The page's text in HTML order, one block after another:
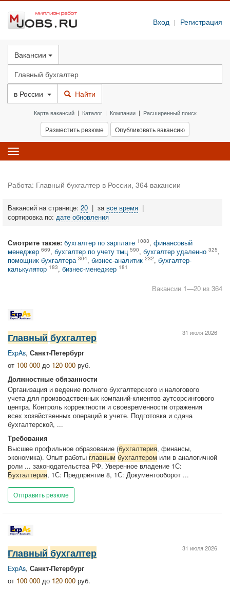
Вход | Регистрация
Вакансии
в России Найти
Карта вакансий| Каталог| Компании| Расширенный поиск
Разместить резюме Опубликовать вакансию
Toggle
navigation
Работа: Главный бухгалтер в России, 364 вакансии
Вакансий на странице: 20 | за все время |
сортировка по: дате обновления
Смотрите также: бухгалтер по зарплате 1083, финансовый
менеджер 669, бухгалтер по учету тмц 590, бухгалтер удаленно 325,
помощник бухгалтера 304, бизнес-аналитик 232, бухгалтер-
калькулятор 183, бизнес-менеджер 181
Вакансии 1—20 из 364
31 июля 2026
Главный бухгалтер
ExpAs, Санкт-Петербург
от 100 000 до 120 000 руб.
Должностные обязанности
Организация и ведение полного бухгалтерского и налогового
учета для производственных компаний-клиентов аутсорсингового
центра. Контроль корректности и своевременности отражения
всех хозяйственных операций в учете. Подготовка и сдача
бухгалтерской, ...
Требования
Высшее профильное образование (бухгалтерия, финансы,
экономика). Опыт работы главным бухгалтером или в аналогичной
роли ... законодательства РФ. Уверенное владение 1С:
Бухгалтерия, 1С: Предприятие 8, 1С: Документооборот ...
Отправить резюме
31 июля 2026
Главный бухгалтер
ExpAs, Санкт-Петербург
от 100 000 до 120 000 руб.